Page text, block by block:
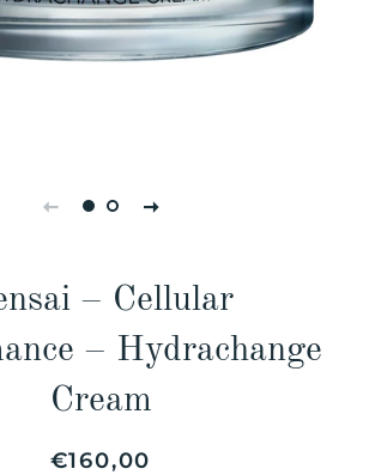
– Cellular
– Hydrachange
Cream
Prezzo
Prezzo
€160,00